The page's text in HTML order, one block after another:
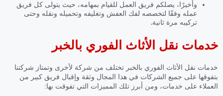
وأخيرًا، يصلكم فريق العمل للقيام بمهامه، حيث يتولى كل فريق
عمله وفقًا لتخصصه لفك العفش وتغليفه وتحميله ونقله وحتى
تركيبه مرة ثانية.
خدمات نقل الأثاث الفوري بالخبر
خدمات نقل الأثاث الفوري بالخبر تختلف من شركة لأخرى وتمتاز شركتنا
بتفوقها على جميع الشركات في هذا المجال وثقة وإقبال فريق كبير من
العملاء على خدمات، ومن أبرز تلك المميزات التي تفوقت بها: